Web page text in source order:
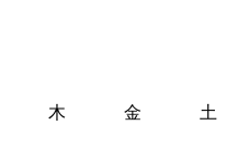
木 金 土